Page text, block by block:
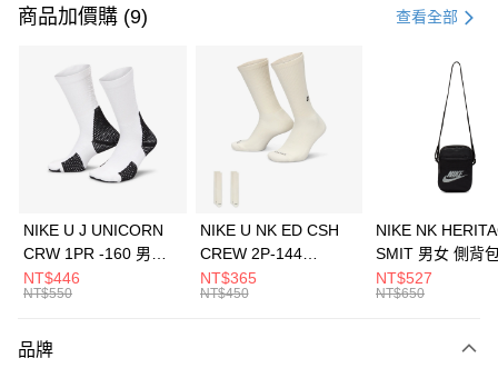
信用卡一次付款
3 期 0 利率 每期 21家銀行
合作金庫商業銀行
第一商業銀行
華南商業銀行
彰化商業銀行
上海商業儲蓄銀行
元大商業銀行
台灣樂天信用卡公司
Apple Pay
全盈+PAY
AFTEE先享後付
【關於「AFTEE先享後付」】
商品加價購 (9) 查看全部
NIKE U J UNICORN
CRW 1PR -160 男女
中統襪 FZ3393100
NT$446
NT$550
NIKE U NK ED CSH
CREW 2P-144
EMBRDY 男女 短統襪
FZ3073133
NT$365
NT$450
NIKE NK
SMIT 男女 側背
BA5871010
NT$527
NT$650
品牌